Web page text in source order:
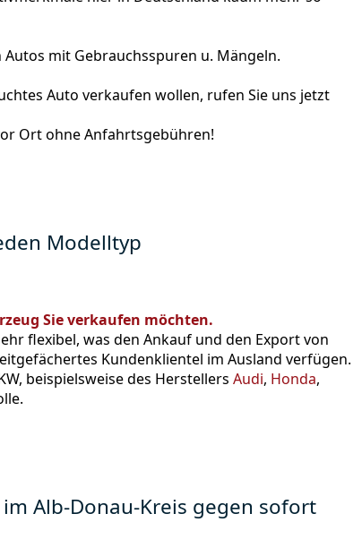
mit Gebrauchsspuren u. Mängeln.
Auto verkaufen wollen, rufen Sie uns jetzt
Ort ohne Anfahrtsgebühren!
Modelltyp
Sie verkaufen möchten.
flexibel, was den Ankauf und den Export von
Kundenklientel im Ausland verfügen.
beispielsweise des Herstellers Audi, Honda,
Alb-Donau-Kreis gegen sofort